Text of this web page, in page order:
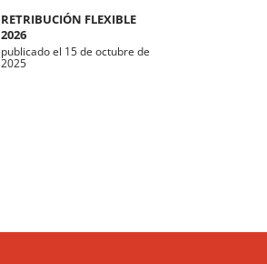
RETRIBUCIÓN FLEXIBLE
2026
publicado el 15 de octubre de
2025